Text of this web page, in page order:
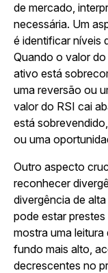
de mercado,
necessária. Um
é identificar níveis
Quando o valor
ativo está
uma reversão ou
valor do RSI cai
está
ou uma
Outro aspecto
reconhecer
divergência de
pode estar
mostra uma
fundo mais alto,
decrescentes no